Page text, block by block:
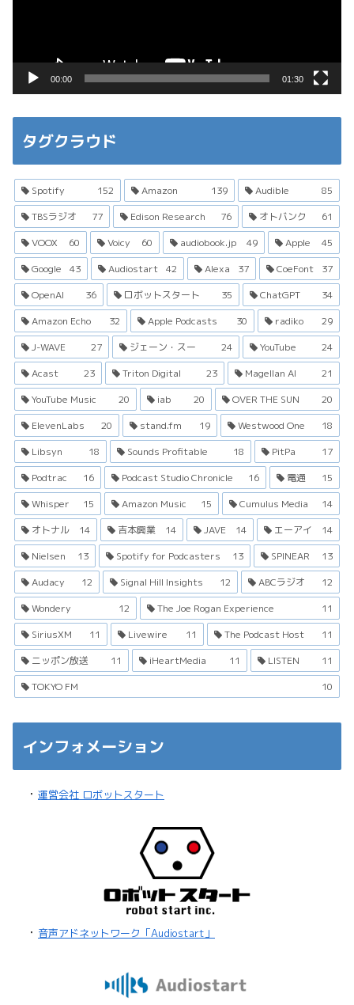
00:00 01:30
タグクラウド
Spotify 152 Amazon 139 Audible
85
TBSラジオ
77 Edison Research 76 オトバンク
61
VOOX
60 Voicy 60 audiobook.jp 49 Apple
45
Google
43 Audiostart 42 Alexa 37 CoeFont
37
OpenAI
36 ロボットスタート 35 ChatGPT
34
Amazon Echo
32 Apple Podcasts 30 radiko
29
J-WAVE
27 ジェーン・スー 24 YouTube
24
Acast
23 Triton Digital 23 Magellan AI
21
YouTube Music
20 iab 20 OVER THE SUN
20
ElevenLabs
20 stand.fm 19 Westwood One
18
Libsyn
18 Sounds Profitable 18 PitPa
17
Podtrac
16 Podcast Studio Chronicle 16 電通
15
Whisper
15 Amazon Music 15 Cumulus Media
14
オトナル
14 吉本興業 14 JAVE 14 エーアイ
14
Nielsen
13 Spotify for Podcasters 13 SPINEAR
13
Audacy
12 Signal Hill Insights 12 ABCラジオ
12
Wondery
12 The Joe Rogan Experience
11
SiriusXM
11 Livewire 11 The Podcast Host
11
ニッポン放送
11 iHeartMedia 11 LISTEN
11
TOKYO FM
10
インフォメーション
・ 運営会社 ロボットスタート
・ 音声アドネットワーク「Audiostart」